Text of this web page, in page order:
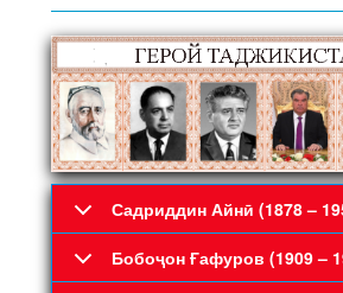
Садриддин Айнӣ (1878 –
Бобоҷон Ғафуров (1909 –